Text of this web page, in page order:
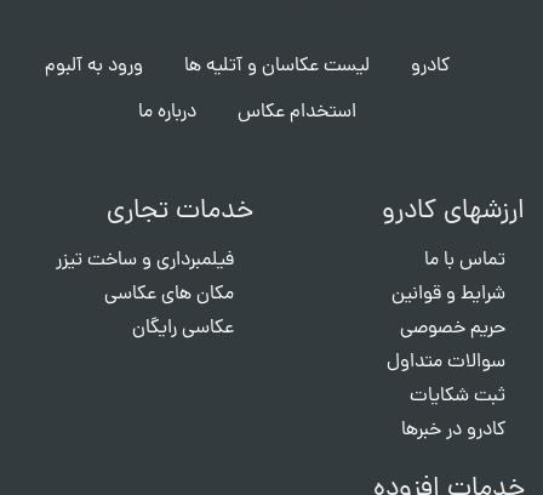
کادرو لیست عکاسان و آتلیه ها
ورود به آلبوم
استخدام عکاس
درباره ما
ارزشهای کادرو
تماس با ما
شرایط و قوانین
حریم خصوصی
سوالات متداول
ثبت شکایات
کادرو در خبرها
خدمات تجاری
فیلمبرداری و ساخت تیزر
مکان های عکاسی
عکاسی رایگان